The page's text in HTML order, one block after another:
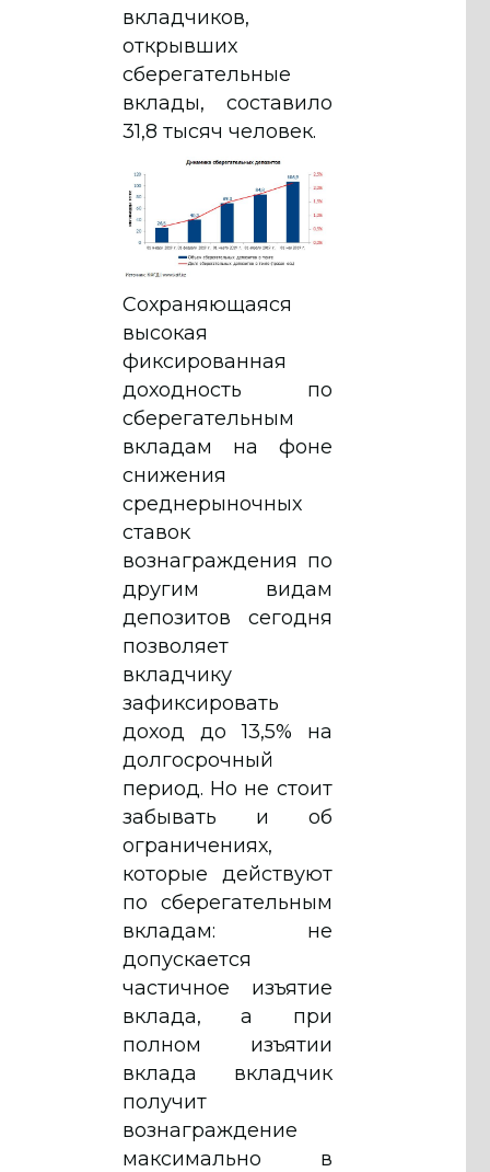
вкладчиков,
открывших
сберегательные
вклады, составило
31,8 тысяч человек.
Сохраняющаяся
высокая
фиксированная
доходность по
сберегательным
вкладам на фоне
снижения
среднерыночных
ставок
вознаграждения по
другим видам
депозитов сегодня
позволяет
вкладчику
зафиксировать
доход до 13,5% на
долгосрочный
период. Но не стоит
забывать и об
ограничениях,
которые действуют
по сберегательным
вкладам: не
допускается
частичное изъятие
вклада, а при
полном изъятии
вклада вкладчик
получит
вознаграждение
максимально в